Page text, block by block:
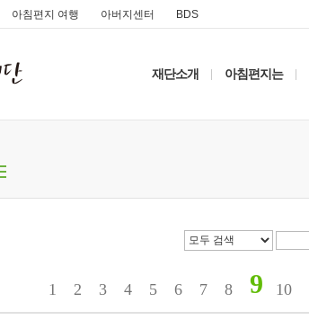
아침편지 여행 아버지센터 BDS
재단소개 아침편지는
1 2 3 4 5 6 7 8 9 10